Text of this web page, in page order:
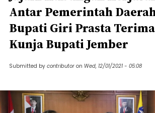
Antar Pemerintah
Bupati Giri Prasta Terima
Kunja Bupati Jember
Submitted by contributor on Wed, 12/01/2021 - 05:08